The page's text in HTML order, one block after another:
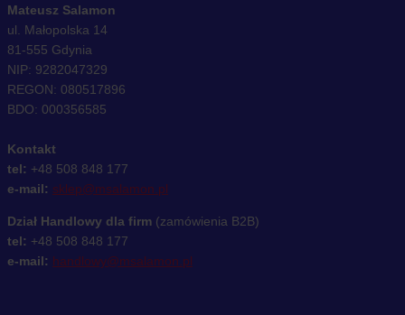
Mateusz Salamon
ul. Małopolska 14
81-555 Gdynia
NIP: 9282047329
REGON: 080517896
BDO: 000356585
Kontakt
tel: +48 508 848 177
e-mail: sklep@msalamon.pl
Dział Handlowy dla firm (zamówienia B2B)
tel: +48 508 848 177
e-mail: handlowy@msalamon.pl